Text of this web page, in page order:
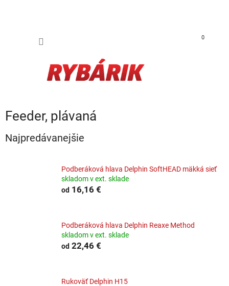
0
Feeder, plávaná
Najpredávanejšie
Podberáková hlava Delphin SoftHEAD mäkká sieť
skladom v ext. sklade
od 16,16 €
Podberáková hlava Delphin Reaxe Method
skladom v ext. sklade
od 22,46 €
Rukoväť Delphin H15